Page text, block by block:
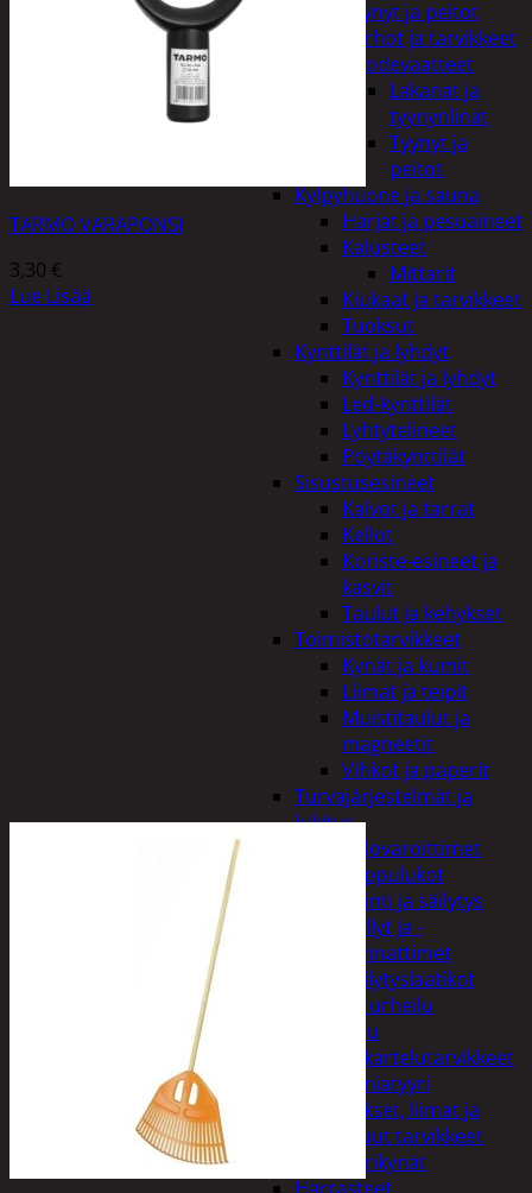
Tyynyt ja peitot
Verhot ja tarvikkeet
Vuodevaatteet
Lakanat ja
tyynynlinat
Tyynyt ja
peitot
Kylpyhuone ja sauna
Harjat ja pesuaineet
Kalusteet
Mittarit
Kiukaat ja tarvikkeet
Tuoksut
Kynttilät ja lyhdyt
Kynttilät ja lyhdyt
Led-kynttilät
Lyhtytelineet
Pöytäkynttilät
Sisustusesineet
Kalvot ja tarrat
Kellot
Koriste-esineet ja
kasvit
Taulut ja kehykset
Toimistotarvikkeet
Kynät ja kumit
Liimat ja teipit
Muistitaulut ja
magneetit
Vihkot ja paperit
Turvajärjestelmät ja
lukitus
Palovaroittimet
Riippulukot
Varastointi ja säilytys
Hyllyt ja -
kannattimet
Säilytyslaatikot
Vapaa-aika ja urheilu
Askartelu
Askartelutarvikkeet
Miniatyyri
Sakset, liimat ja
muut tarvikkeet
Värikynät
TARMO VARAPONSI
3,30 €
Lue Lisää